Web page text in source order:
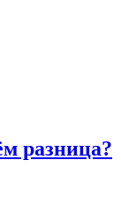
разница?